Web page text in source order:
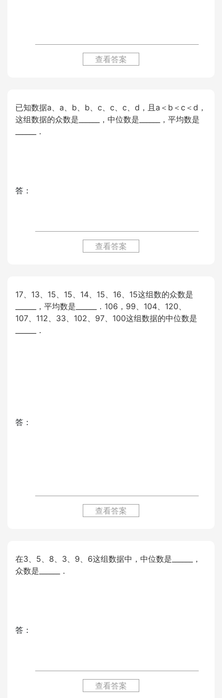
查看答案
已知数据a、a、b、b、c、c、c、d，且a＜b＜c＜d，
这组数据的众数是______，中位数是______，平均数是
______．
答：
查看答案
17、13、15、15、14、15、16、15这组数的众数是
______，平均数是______．106，99、104、120、
107、112、33、102、97、100这组数据的中位数是
______．
答：
查看答案
在3、5、8、3、9、6这组数据中，中位数是______，
众数是______．
答：
查看答案